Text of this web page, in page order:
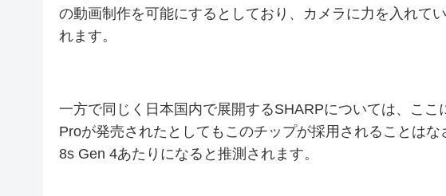
の動画制作を可能にするとしており、カメラに力を入れて
れます。
一方で同じく日本国内で展開するSHARPについては、こ
Proが発売されたとしてもこのチップが採用されることは
8s Gen 4あたりになると推測されます。